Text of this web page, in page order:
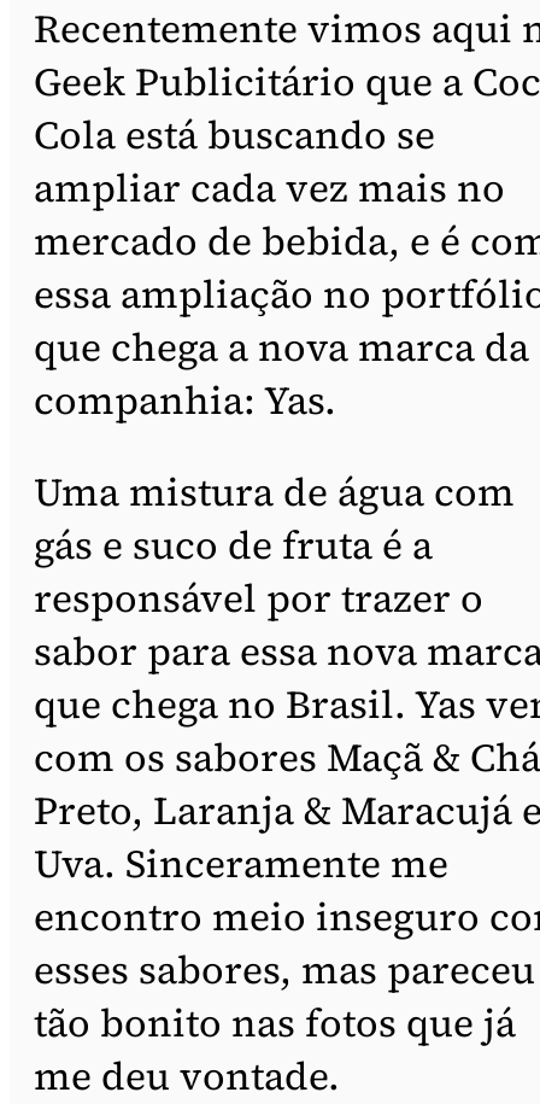
Recentemente vimos aqui
Geek Publicitário que a
Cola está buscando se
ampliar cada vez mais no
mercado de bebida, e é
essa ampliação no
que chega a nova marca da
companhia: Yas.
Uma mistura de água com
gás e suco de fruta é a
responsável por trazer o
sabor para essa nova
que chega no Brasil. Yas
com os sabores Maçã & Chá
Preto, Laranja & Maracujá
Uva. Sinceramente me
encontro meio inseguro
esses sabores, mas pareceu
tão bonito nas fotos que já
me deu vontade.